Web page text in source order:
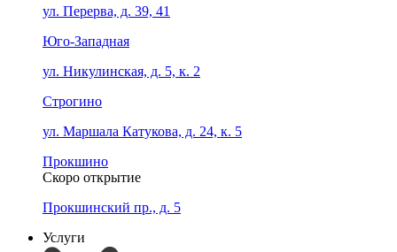
ул. Перерва, д. 39, 41
Юго-Западная
ул. Никулинская, д. 5, к. 2
Строгино
ул. Маршала Катукова, д. 24, к. 5
Прокшино
Скоро открытие
Прокшинский пр., д. 5
Услуги